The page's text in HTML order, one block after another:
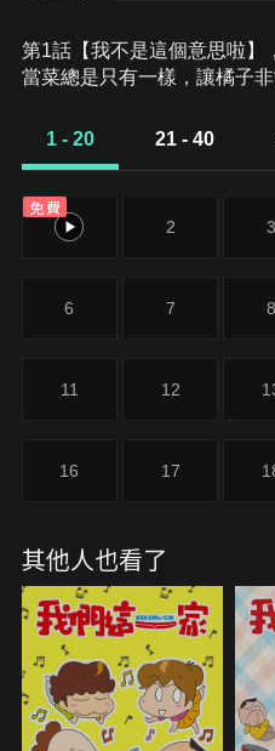
第1話【我不是這個意思啦】
當菜總是只有一樣，讓橘子
才知道原來爸爸也都帶一樣
1 - 20 21 - 40
免費
1 2 3
6 7 8
11 12
16 17
其他人也看了